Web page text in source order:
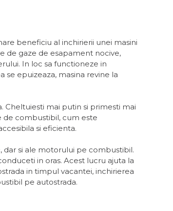
beneficiu al inchirierii unei masini
de gaze de esapament nocive,
In loc sa functioneze in
epuizeaza, masina revine la
Cheltuiesti mai putin si primesti mai
de combustibil, cum este
si eficienta.
dar si ale motorului pe combustibil.
in oras. Acest lucru ajuta la
in timpul vacantei, inchirierea
pe autostrada.